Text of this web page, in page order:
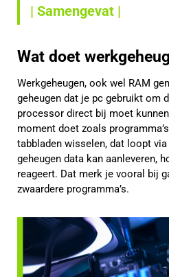
| Samengevat |
Wat doet
Werkgeheugen, ook wel RAM
geheugen dat je pc gebruikt om
processor direct bij moet
moment doet zoals
tabbladen wisselen, dat loopt
geheugen data kan aanleveren,
reageert. Dat merk je vooral bij
zwaardere programma’s.